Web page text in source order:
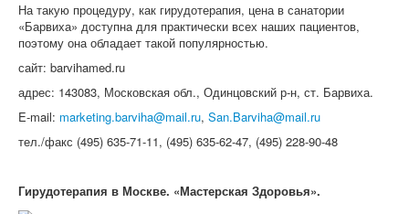
На такую процедуру, как гирудотерапия, цена в санатории
«Барвиха» доступна для практически всех наших пациентов,
поэтому она обладает такой популярностью.
сайт: barvihamed.ru
адрес: 143083, Московская обл., Одинцовский р-н, ст. Барвиха.
E-mail: marketing.barviha@mail.ru, San.Barviha@mail.ru
тел./факс (495) 635-71-11, (495) 635-62-47, (495) 228-90-48
Гирудотерапия в Москве. «Мастерская Здоровья».